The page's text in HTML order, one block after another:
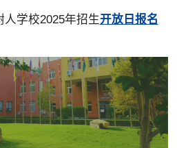
学校2025年招生开放日报名